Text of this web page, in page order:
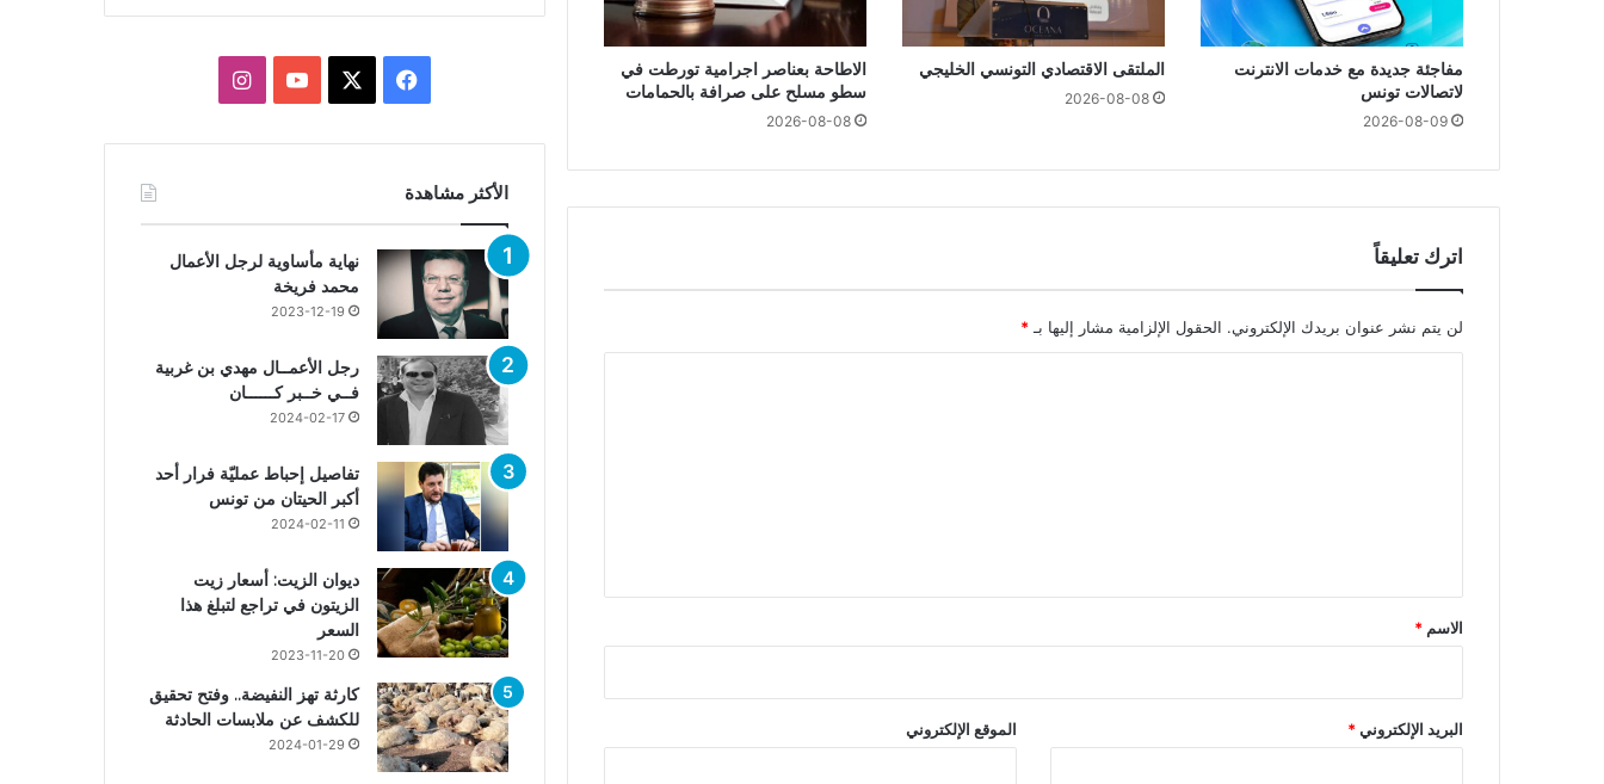
مفاجئة جديدة مع خدمات الانترنت
لاتصالات تونس
2026-08-09
الملتقى الاقتصادي التونسي الخليجي
2026-08-08
الاطاحة بعناصر اجرامية تورطت في
سطو مسلح على صرافة بالحمامات
2026-08-08
اترك تعليقاً
لن يتم نشر عنوان بريدك الإلكتروني. الحقول الإلزامية مشار إليها بـ *
*
الاسم *
البريد الإلكتروني* الموقع الإلكتروني
فيسبوك يوتيوبانستقرام
الأكثر مشاهدة
نهاية مأساوية لرجل الأعمال
محمد فريخة
2023-12-19
رجل الأعمــال مهدي بن غربية
فــي خــبر كــــــان
2024-02-17
تفاصيل إحباط عمليّة فرار أحد
أكبر الحيتان من تونس
2024-02-11
ديوان الزيت: أسعار زيت
الزيتون في تراجع لتبلغ هذا
السعر
2023-11-20
كارثة تهز النفيضة.. وفتح تحقيق
للكشف عن ملابسات الحادثة
2024-01-29